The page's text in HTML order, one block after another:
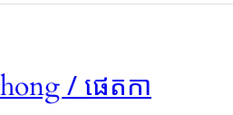
/ ផេតកា